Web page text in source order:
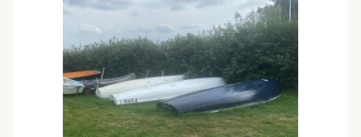
& ukrudt
& syltning